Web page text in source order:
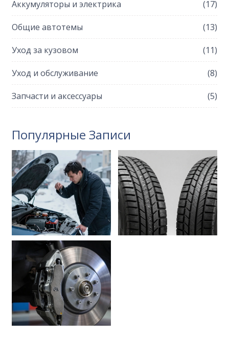
Аккумуляторы и электрика (17)
Общие автотемы (13)
Уход за кузовом (11)
Уход и обслуживание (8)
Запчасти и аксессуары (5)
Популярные Записи